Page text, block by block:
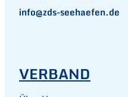
info@zds-seehaefen.de
VERBAND